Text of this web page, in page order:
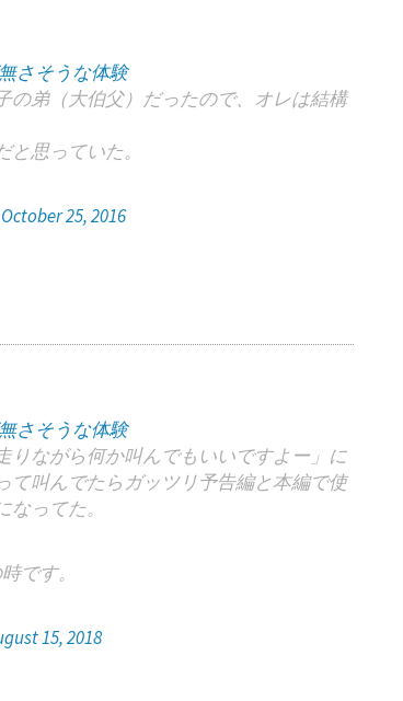
さそうな体験
の弟（大伯父）だったので、オレは結構
思っていた。
October 25, 2016
さそうな体験
りながら何か叫んでもいいですよー」に
て叫んでたらガッツリ予告編と本編で使
ってた。
です。
15, 2018